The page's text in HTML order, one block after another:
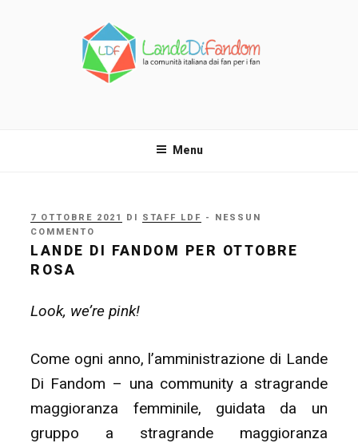
Menu
PUBBLICATO
IL
7 OTTOBRE 2021 DI STAFF LDF
- NESSUN
COMMENTO
LANDE DI FANDOM PER OTTOBRE
ROSA
Look, we’re pink!
Come ogni anno, l’amministrazione di Lande
Di Fandom – una community a stragrande
maggioranza femminile, guidata da un
gruppo a stragrande maggioranza